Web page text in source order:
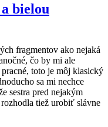
bielou
fragmentov ako nejaká
čo by mi ale
toto je môj klasický
sa mi nechce
sestra pred nejakým
rozhodla tiež urobiť slávne